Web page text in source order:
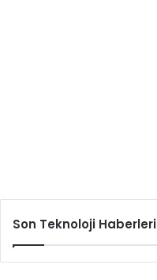
Son Teknoloji Haberleri